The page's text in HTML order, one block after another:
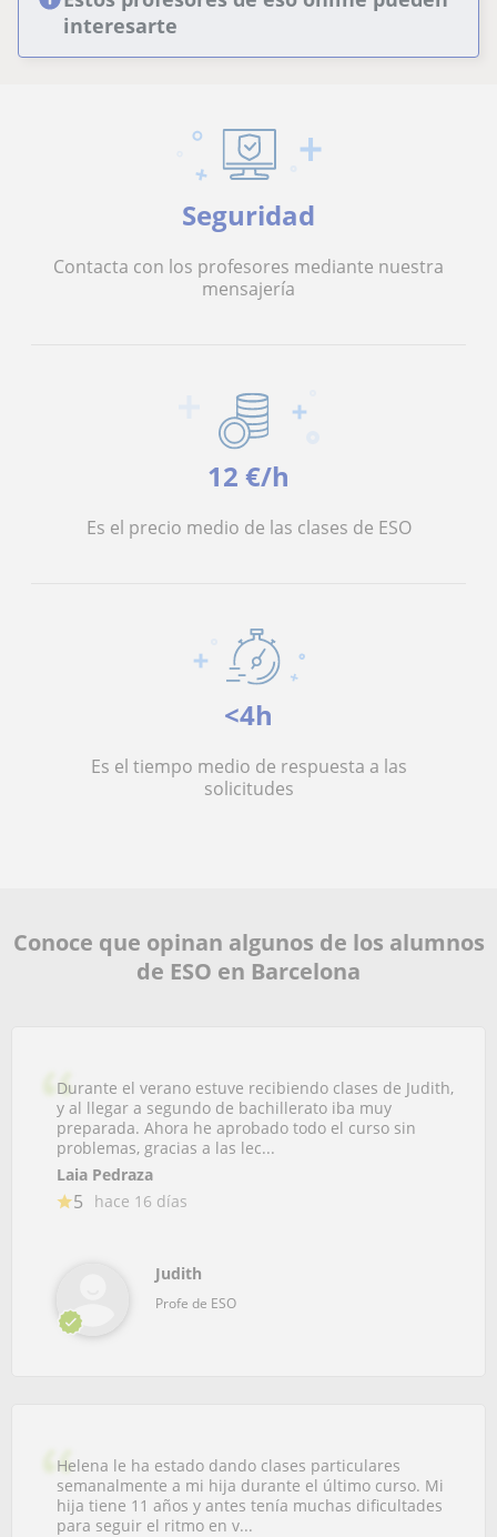
interesarte
Seguridad
Contacta con los profesores mediante nuestra
mensajería
12 €/h
Es el precio medio de las clases de ESO
<4h
Es el tiempo medio de respuesta a las
solicitudes
Conoce que opinan algunos de los alumnos
de ESO en Barcelona
Durante el verano estuve recibiendo clases de Judith,
y al llegar a segundo de bachillerato iba muy
preparada. Ahora he aprobado todo el curso sin
problemas, gracias a las lec...
Laia Pedraza
5 hace 16 días
Judith
Profe de ESO
Helena le ha estado dando clases particulares
semanalmente a mi hija durante el último curso. Mi
hija tiene 11 años y antes tenía muchas dificultades
para seguir el ritmo en v...